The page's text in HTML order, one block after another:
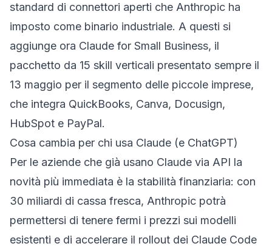
standard di connettori aperti che Anthropic ha
imposto come binario industriale. A questi si
aggiunge ora Claude for Small Business, il
pacchetto da 15 skill verticali presentato sempre il
13 maggio per il segmento delle piccole imprese,
che integra QuickBooks, Canva, Docusign,
HubSpot e PayPal.
Cosa cambia per chi usa Claude (e ChatGPT)
Per le aziende che già usano Claude via API la
novità più immediata è la stabilità finanziaria: con
30 miliardi di cassa fresca, Anthropic potrà
permettersi di tenere fermi i prezzi sui modelli
esistenti e di accelerare il rollout dei Claude Code